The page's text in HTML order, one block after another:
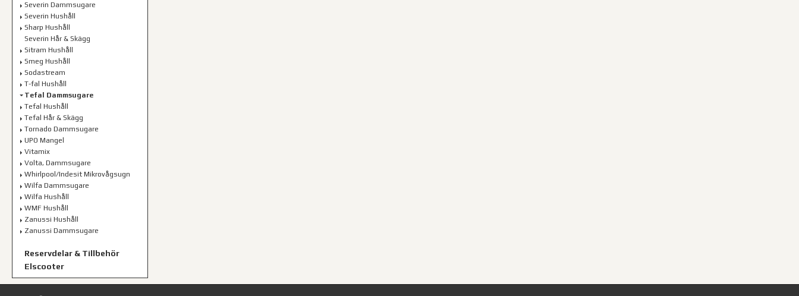
Severin Dammsugare
Severin Hushåll
Sharp Hushåll
Severin Hår & Skägg
Sitram Hushåll
Smeg Hushåll
Sodastream
T-fal Hushåll
Tefal Dammsugare
Tefal Hushåll
Tefal Hår & Skägg
Tornado Dammsugare
UPO Mangel
Vitamix
Volta, Dammsugare
Whirlpool/Indesit Mikrovågsugn
Wilfa Dammsugare
Wilfa Hushåll
WMF Hushåll
Zanussi Hushåll
Zanussi Dammsugare
Reservdelar & Tillbehör
Elscooter